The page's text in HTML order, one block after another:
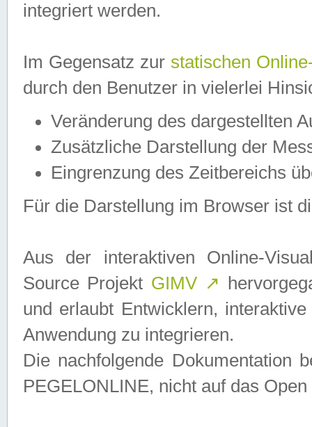
integriert werden.
Im Gegensatz zur statischen
durch den Benutzer in vielerlei
Veränderung des dargestellten
Zusätzliche Darstellung der
Eingrenzung des Zeitbereichs
Für die Darstellung im Browser ist
Aus der interaktiven Online-
Source Projekt GIMV ↗
und erlaubt Entwicklern,
Anwendung zu integrieren.
Die nachfolgende Dokumentation
PEGELONLINE, nicht auf das